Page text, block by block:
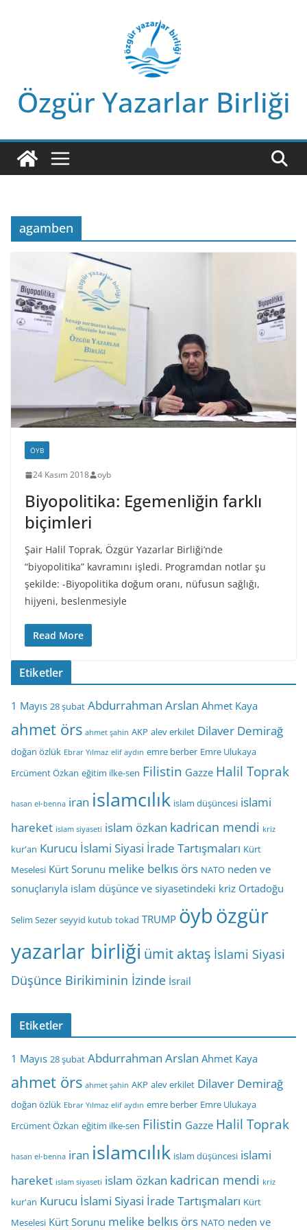
Özgür Yazarlar Birliği
agamben
ÖYB
24 Kasım 2018 oyb
Biyopolitika: Egemenliğin farklı
biçimleri
Şair Halil Toprak, Özgür Yazarlar Birliği’nde
“biyopolitika” kavramını işledi. Programdan notlar şu
şekilde: -Biyopolitika doğum oranı, nüfusun sağlığı,
hijyeni, beslenmesiyle
Read More
Etiketler
1 Mayıs 28 şubat Abdurrahman Arslan Ahmet Kaya
ahmet örs ahmet şahin AKP alev erkilet Dilaver Demirağ
doğan özlük Ebrar Yılmaz elif aydın emre berber Emre Ulukaya
Ercüment Özkan eğitim ilke-sen Filistin Gazze Halil Toprak
hasan el-benna iran islamcılık islam düşüncesi islami
hareket islam siyaseti islam özkan kadrican mendi kriz
kur'an Kurucu İslami Siyasi İrade Tartışmaları Kürt
Meselesi Kürt Sorunu melike belkıs örs NATO neden ve
sonuçlarıyla islam düşünce ve siyasetindeki kriz Ortadoğu
Selim Sezer seyyid kutub tokad TRUMP öybözgür
yazarlar birliği ümit aktaş İslami Siyasi
Düşünce Birikiminin İzinde İsrail
Etiketler
1 Mayıs 28 şubat Abdurrahman Arslan Ahmet Kaya
ahmet örs ahmet şahin AKP alev erkilet Dilaver Demirağ
doğan özlük Ebrar Yılmaz elif aydın emre berber Emre Ulukaya
Ercüment Özkan eğitim ilke-sen Filistin Gazze Halil Toprak
hasan el-benna iran islamcılık islam düşüncesi islami
hareket islam siyaseti islam özkan kadrican mendi kriz
kur'an Kurucu İslami Siyasi İrade Tartışmaları Kürt
Meselesi Kürt Sorunu melike belkıs örs NATO neden ve